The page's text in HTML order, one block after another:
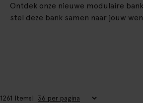
Ontdek onze nieuwe modulaire
stel deze bank samen naar jouw
1261 Items